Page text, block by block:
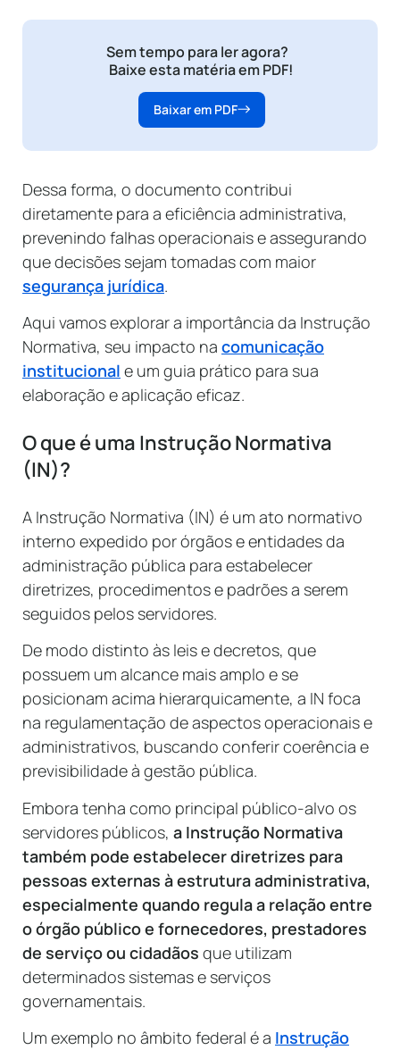
Sem tempo para ler agora?
Baixe esta matéria em PDF!
Baixar em PDF
Dessa forma, o documento contribui
diretamente para a eficiência administrativa,
prevenindo falhas operacionais e assegurando
que decisões sejam tomadas com maior
segurança jurídica.
Aqui vamos explorar a importância da Instrução
Normativa, seu impacto na comunicação
institucional e um guia prático para sua
elaboração e aplicação eficaz.
O que é uma Instrução Normativa
(IN)?
A Instrução Normativa (IN) é um ato normativo
interno expedido por órgãos e entidades da
administração pública para estabelecer
diretrizes, procedimentos e padrões a serem
seguidos pelos servidores.
De modo distinto às leis e decretos, que
possuem um alcance mais amplo e se
posicionam acima hierarquicamente, a IN foca
na regulamentação de aspectos operacionais e
administrativos, buscando conferir coerência e
previsibilidade à gestão pública.
Embora tenha como principal público-alvo os
servidores públicos, a Instrução Normativa
também pode estabelecer diretrizes para
pessoas externas à estrutura administrativa,
especialmente quando regula a relação entre
o órgão público e fornecedores, prestadores
de serviço ou cidadãos que utilizam
determinados sistemas e serviços
governamentais.
Um exemplo no âmbito federal é a Instrução